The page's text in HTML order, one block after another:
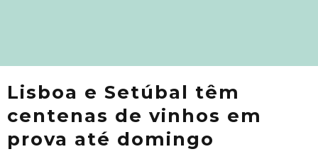
Lisboa e Setúbal têm
centenas de vinhos em
prova até domingo